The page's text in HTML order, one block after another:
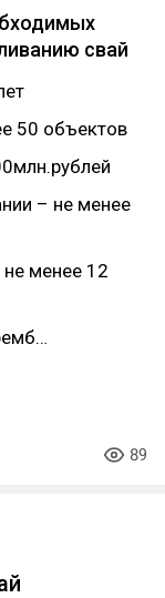
свай
50 объектов
– не менее
менее 12
89